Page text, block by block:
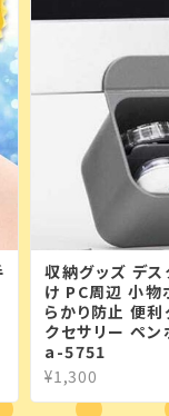
収納グッズ デ
け PC周辺 小物
らかり防止 便
クセサリー ペ
a-5751
¥1,300